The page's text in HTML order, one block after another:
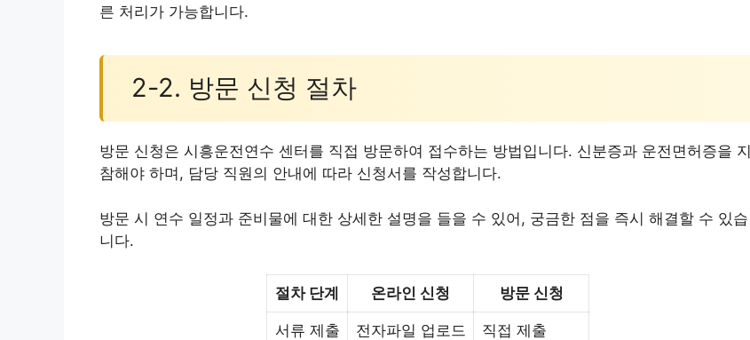
른 처리가 가능합니다.
2-2. 방문 신청 절차
방문 신청은 시흥운전연수 센터를 직접 방문하여 접수하는 방법입니다. 신분증과 운전면허증을 지
참해야 하며, 담당 직원의 안내에 따라 신청서를 작성합니다.
방문 시 연수 일정과 준비물에 대한 상세한 설명을 들을 수 있어, 궁금한 점을 즉시 해결할 수 있습
니다.
절차 단계 온라인 신청 방문 신청
서류 제출 전자파일 업로드 직접 제출